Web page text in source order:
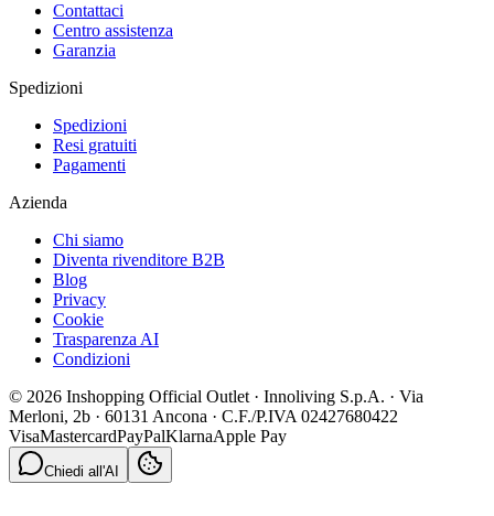
Contattaci
Centro assistenza
Garanzia
Spedizioni
Spedizioni
Resi gratuiti
Pagamenti
Azienda
Chi siamo
Diventa rivenditore B2B
Blog
Privacy
Cookie
Trasparenza AI
Condizioni
© 2026 Inshopping Official Outlet · Innoliving S.p.A. · Via
Merloni, 2b · 60131 Ancona · C.F./P.IVA 02427680422
VisaMastercardPayPalKlarnaApple Pay
Chiedi all'AI